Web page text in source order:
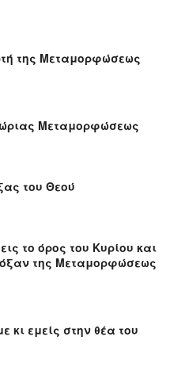
της Μεταμορφώσεως
Μεταμορφώσεως
του Θεού
το όρος του Κυρίου και
της Μεταμορφώσεως
κι εμείς στην θέα του